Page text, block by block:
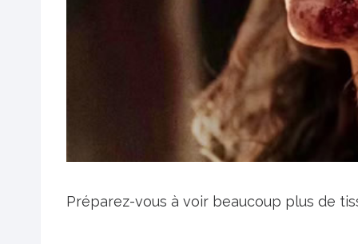
Préparez-vous à voir beaucoup plus de